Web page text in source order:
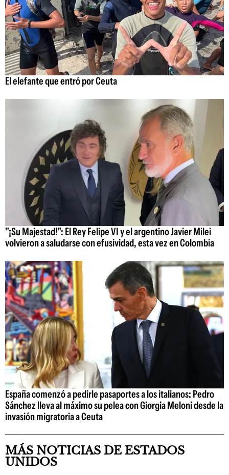
El elefante que entró por Ceuta
"¡Su Majestad!": El Rey Felipe VI y el argentino Javier Milei
volvieron a saludarse con efusividad, esta vez en Colombia
España comenzó a pedirle pasaportes a los italianos: Pedro
Sánchez lleva al máximo su pelea con Giorgia Meloni desde la
invasión migratoria a Ceuta
MÁS NOTICIAS DE ESTADOS
UNIDOS